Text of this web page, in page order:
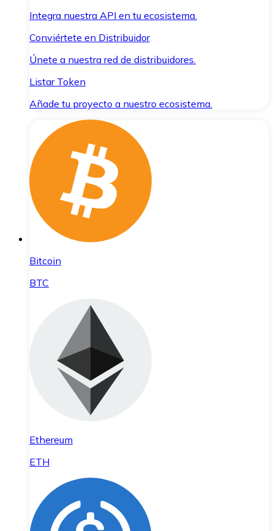
Integra nuestra API en tu ecosistema.
Conviértete en Distribuidor
Únete a nuestra red de distribuidores.
Listar Token
Añade tu proyecto a nuestro ecosistema.
Bitcoin
BTC
Ethereum
ETH